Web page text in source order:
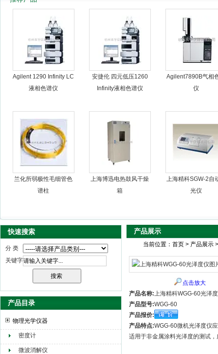
杭州良宇仪器有限公司
Agilent 1290 Infinity LC
液相色谱仪
安捷伦 四元低压1260
Infinity液相色谱仪
Agilent7890B气相
仪
兰化所弱极性毛细管色
谱柱
上海博迅电热鼓风干燥
箱
上海精科SGW-2自
光仪
快速搜索
分 类
关键字
产品目录
物理光学仪器
密度计
微波消解仪
产品展示
当前位置： 首页 > 产品展示
点击放大
产品名称:上海精科WGG-60光泽
产品型号:WGG-60
产品报价:
产品特点:WGG-60微机光泽度仪
适用于非金属涂料光泽度的测试